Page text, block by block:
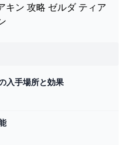
キン 攻略 ゼルダ ティア
入手場所と効果